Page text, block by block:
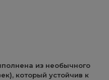
из необычного
который устойчив к